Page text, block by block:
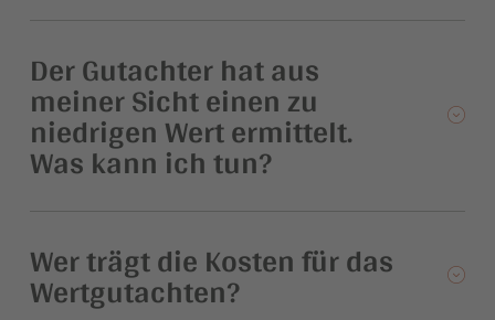
Der Gutachter hat aus
meiner Sicht einen zu
niedrigen Wert ermittelt.
Was kann ich tun?
Wer trägt die Kosten für das
Wertgutachten?